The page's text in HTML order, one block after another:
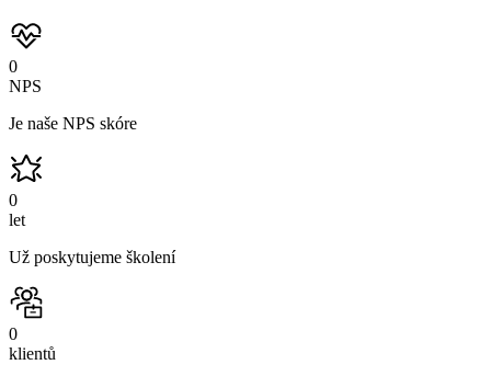
0
NPS
Je naše NPS skóre
0
let
Už poskytujeme školení
0
klientů